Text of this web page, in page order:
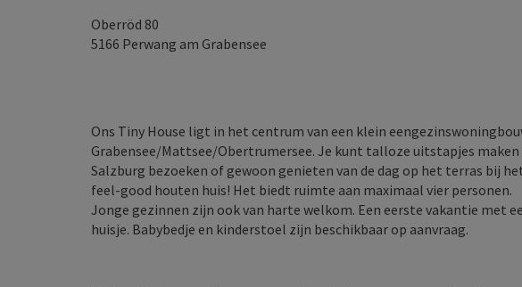
Oberröd 80
5166 Perwang am Grabensee
Ons Tiny House ligt in het centrum van een klein
Grabensee/Mattsee/Obertrumersee. Je kunt talloze uitstapjes
Salzburg bezoeken of gewoon genieten van de dag op het terras bij
feel-good houten huis! Het biedt ruimte aan maximaal vier personen.
Jonge gezinnen zijn ook van harte welkom. Een eerste vakantie met
huisje. Babybedje en kinderstoel zijn beschikbaar op aanvraag.